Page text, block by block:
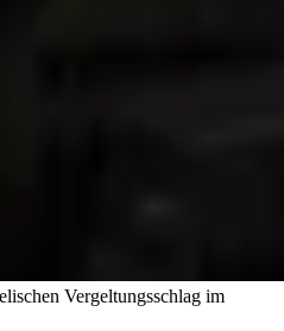
Vergeltungsschlag im